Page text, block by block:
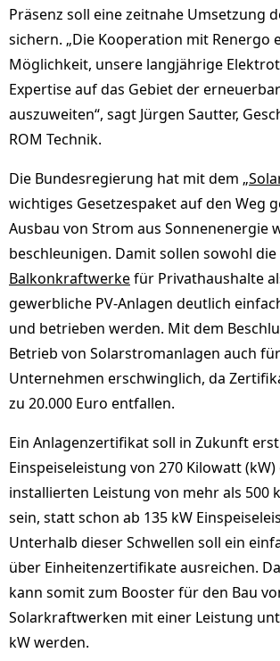
Präsenz soll eine zeitnahe Umsetzung
sichern. „Die Kooperation mit Renergo
Möglichkeit, unsere langjährige
Expertise auf das Gebiet der
auszuweiten“, sagt Jürgen Sautter,
ROM Technik.
Die Bundesregierung hat mit dem „
wichtiges Gesetzespaket auf den Weg
Ausbau von Strom aus Sonnenenergie
beschleunigen. Damit sollen sowohl
Balkonkraftwerkefür Privathaushalte
gewerbliche PV-Anlagen deutlich
und betrieben werden. Mit dem
Betrieb von Solarstromanlagen auch
Unternehmen erschwinglich, da
zu 20.000 Euro entfallen.
Ein Anlagenzertifikat soll in Zukunft
Einspeiseleistung von 270 Kilowatt
installierten Leistung von mehr als 500
sein, statt schon ab 135 kW
Unterhalb dieser Schwellen soll ein
über Einheitenzertifikate ausreichen.
kann somit zum Booster für den Bau
Solarkraftwerken mit einer Leistung
kW werden.